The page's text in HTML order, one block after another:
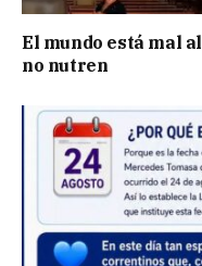
El mundo está mal
no nutren